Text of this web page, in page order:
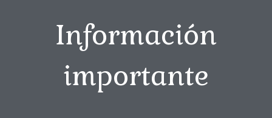
Información
importante